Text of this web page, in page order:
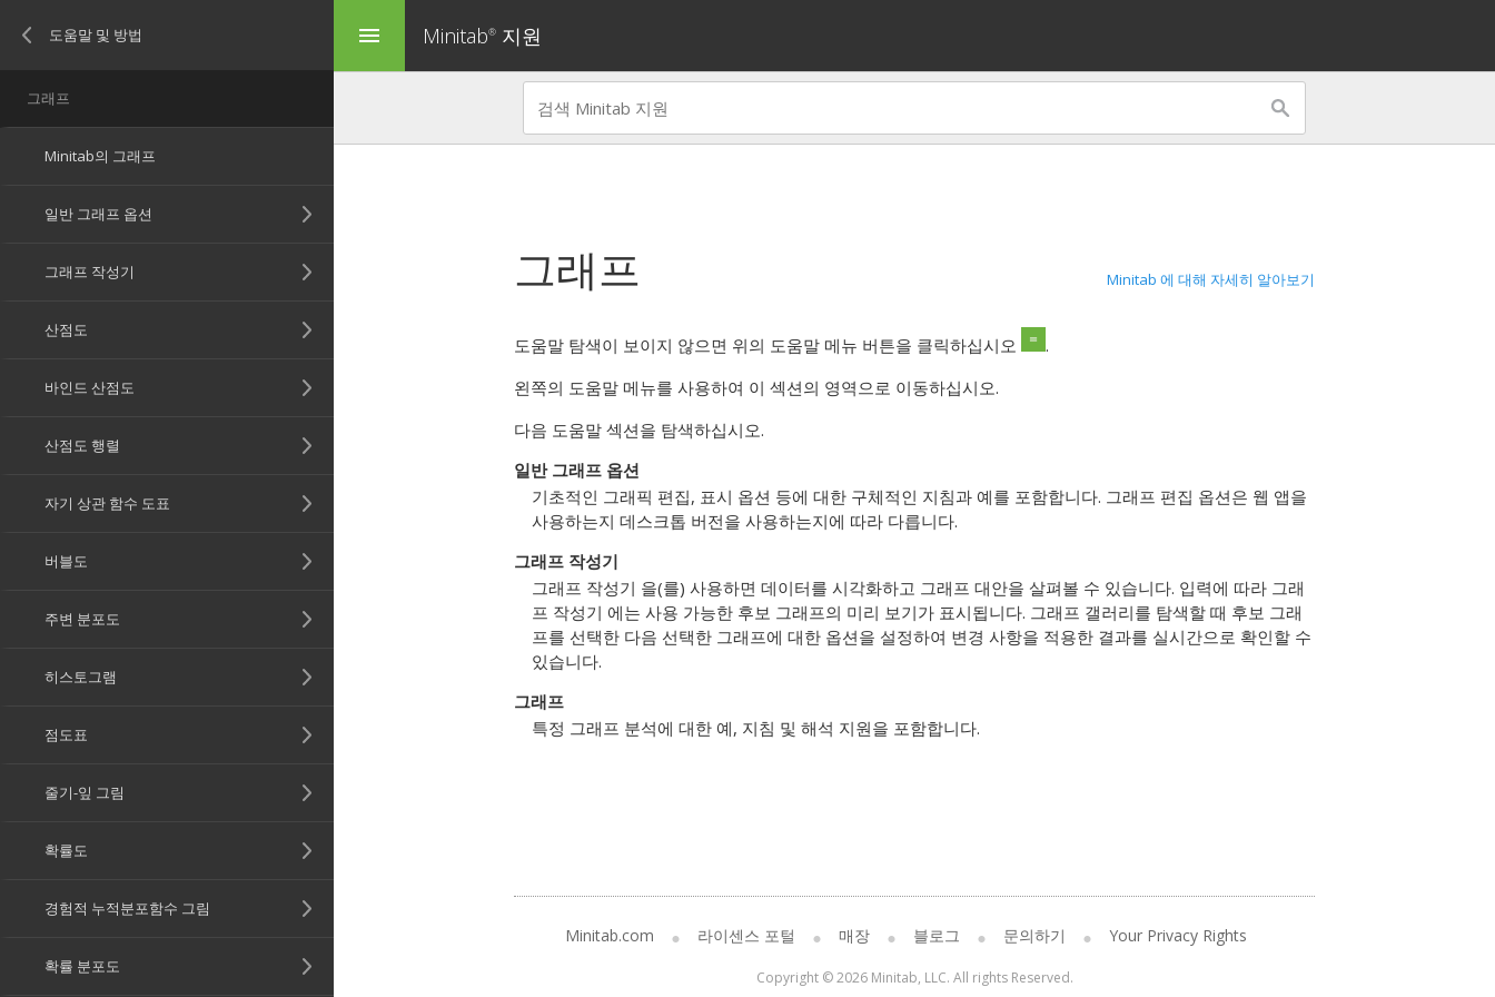
menu Minitab® 지원
그래프 Minitab 에 대해 자세히 알아보기
도움말 탐색이 보이지 않으면 위의 도움말 메뉴 버튼을 클릭하십시오
.
왼쪽의 도움말 메뉴를 사용하여 이 섹션의 영역으로 이동하십시오.
다음 도움말 섹션을 탐색하십시오.
일반 그래프 옵션
기초적인 그래픽 편집, 표시 옵션 등에 대한 구체적인 지침과 예를 포함합니다. 그래프 편집 옵션은 웹 앱을
사용하는지 데스크톱 버전을 사용하는지에 따라 다릅니다.
그래프 작성기
그래프 작성기 을(를) 사용하면 데이터를 시각화하고 그래프 대안을 살펴볼 수 있습니다. 입력에 따라 그래
프 작성기 에는 사용 가능한 후보 그래프의 미리 보기가 표시됩니다. 그래프 갤러리를 탐색할 때 후보 그래
프를 선택한 다음 선택한 그래프에 대한 옵션을 설정하여 변경 사항을 적용한 결과를 실시간으로 확인할 수
있습니다.
그래프
특정 그래프 분석에 대한 예, 지침 및 해석 지원을 포함합니다.
Minitab.com 라이센스 포털 매장 블로그 문의하기 Your Privacy Rights
Copyright © 2026 Minitab, LLC. All rights Reserved.